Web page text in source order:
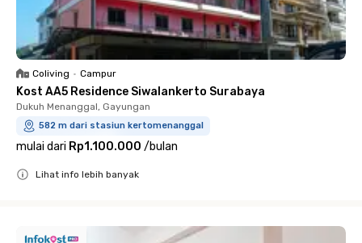
Coliving • Campur
Kost AA5 Residence Siwalankerto Surabaya
Dukuh Menanggal, Gayungan
582 m dari stasiun kertomenanggal
mulai dari Rp1.100.000 /bulan
Lihat info lebih banyak